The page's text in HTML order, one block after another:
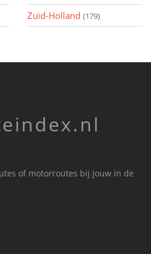
Zuid-Holland (179)
of motorroutes bij jouw in de